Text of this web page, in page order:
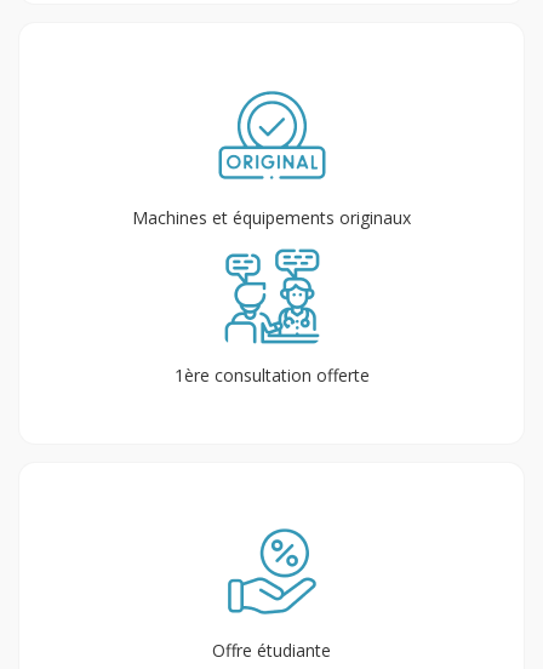
Machines et équipements originaux
1ère consultation offerte
Offre étudiante